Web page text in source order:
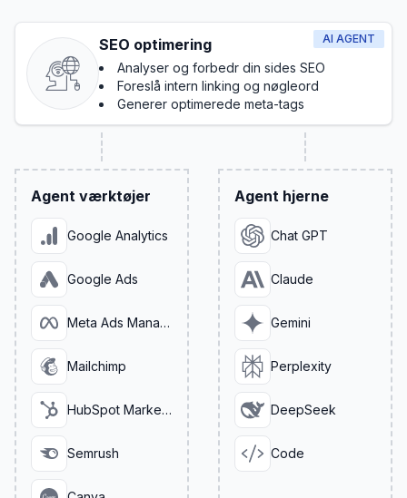
AI AGENT
SEO optimering
Analyser og forbedr din sides SEO
Foreslå intern linking og nøgleord
Generer optimerede meta-tags
Agent værktøjer
Google Analytics
Google Ads
Meta Ads Manager
Mailchimp
HubSpot Marketing
Semrush
Agent hjerne
Chat GPT
Claude
Gemini
Perplexity
DeepSeek
Code